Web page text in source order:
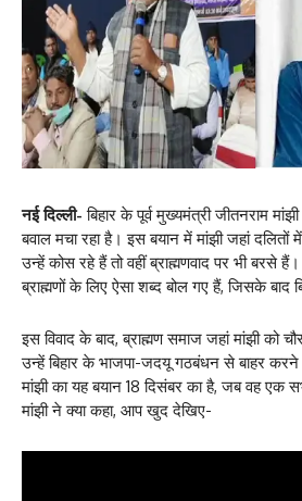
नई दिल्ली- बिहार के पूर्व मुख्यमंत्री जीतनराम
बवाल मचा रहा है। इस बयान में मांझी जहां दलितों
उन्हें कोस रहे हैं तो वहीं ब्राह्मणवाद पर भी बरसे
ब्राह्मणों के लिए ऐसा शब्द बोल गए हैं, जिसके बाद
इस विवाद के बाद, ब्राह्मण समाज जहां मांझी को
उन्हें बिहार के भाजपा-जदयू गठबंधन से बाहर
मांझी का यह बयान 18 दिसंबर का है, जब वह एक
मांझी ने क्या कहा, आप खुद देखिए-